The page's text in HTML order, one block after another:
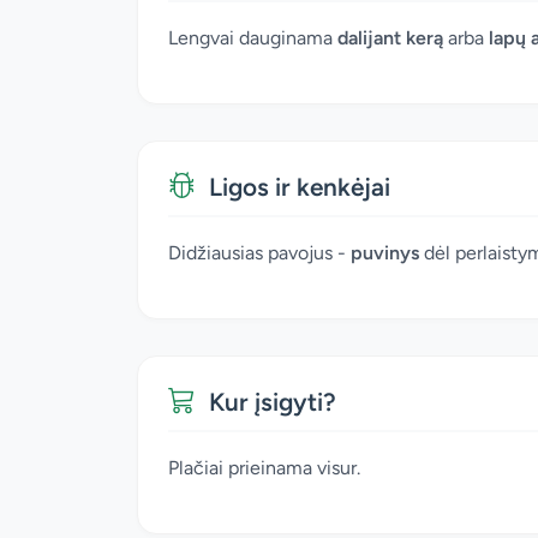
Lengvai dauginama dalijant kerą arba lapų
Ligos ir kenkėjai
Didžiausias pavojus - puvinys dėl
Kur įsigyti?
Plačiai prieinama visur.